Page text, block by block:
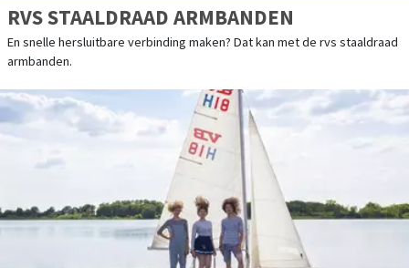
RVS STAALDRAAD ARMBANDEN
En snelle hersluitbare verbinding maken? Dat kan met de rvs staaldraad
armbanden.